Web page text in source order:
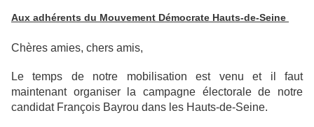
Aux adhérents du Mouvement Démocrate Hauts-de-Seine
Chères amies, chers amis,
Le temps de notre mobilisation est venu et il faut
maintenant organiser la campagne électorale de notre
candidat François Bayrou dans les Hauts-de-Seine.